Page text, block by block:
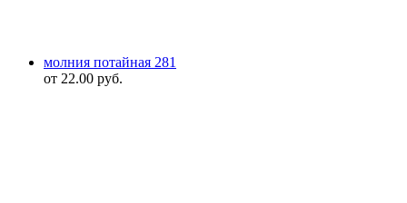
молния потайная 281
от 22.00 руб.